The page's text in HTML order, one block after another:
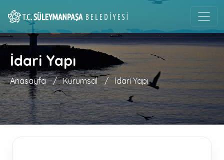
İdari Yapı
Anasayfa / Kurumsal / İdari Yapı